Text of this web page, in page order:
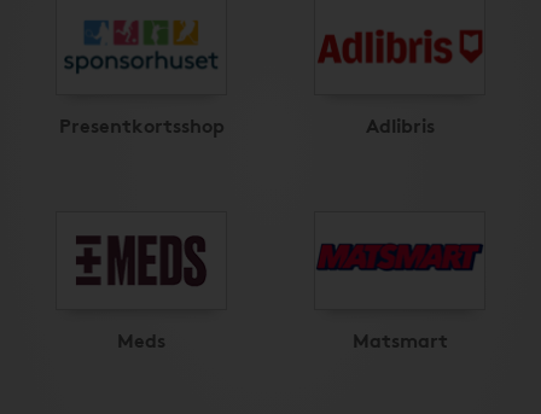
Presentkortsshop Adlibris
Meds Matsmart